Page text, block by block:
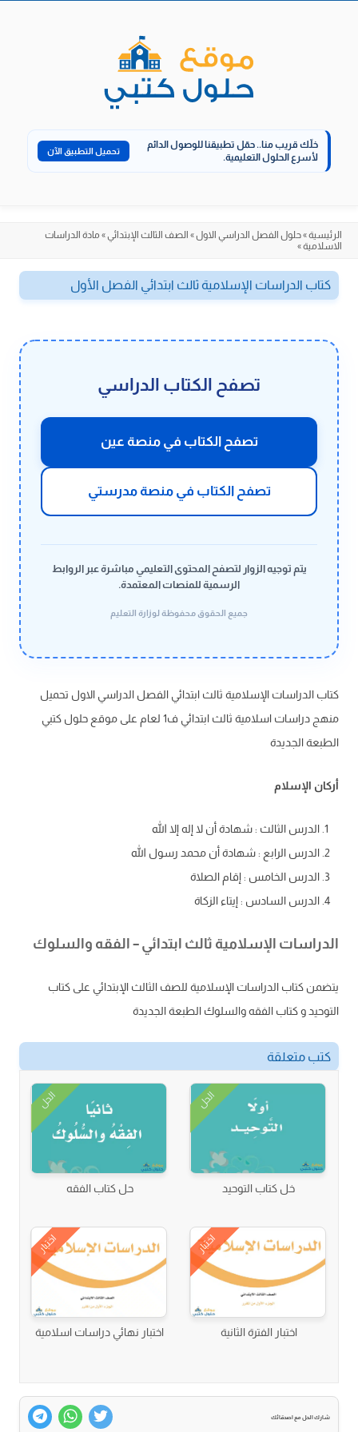
خلّك قريب منا.. حمّل تطبيقنا للوصول الدائم
لأسرع الحلول التعليمية.
تحميل التطبيق الآن
الرئيسية»حلول الفصل الدراسي الاول» الصف الثالث الإبتدائي» مادة الدراسات
الاسلامية»
كتاب الدراسات الإسلامية ثالث ابتدائي الفصل الأول
تصفح الكتاب الدراسي
تصفح الكتاب في منصة عين
تصفح الكتاب في منصة مدرستي
يتم توجيه الزوار لتصفح المحتوى التعليمي مباشرة عبر الروابط
الرسمية للمنصات المعتمدة.
جميع الحقوق محفوظة لوزارة التعليم
كتاب الدراسات الإسلامية ثالث ابتدائي الفصل الدراسي الاول تحميل
منهج دراسات اسلامية ثالث ابتدائي ف1 لعام على موقع حلول كتبي
الطبعة الجديدة
أركان الإسلام
الدرس الثالث : شهادة أن لا إله إلا الله
الدرس الرابع : شهادة أن محمد رسول الله
الدرس الخامس : إقام الصلاة
الدرس السادس : إيتاء الزكاة
الدراسات الإسلامية ثالث ابتدائي – الفقه والسلوك
يتضمن كتاب الدراسات الإسلامية للصف الثالث الإبتدائي على كتاب
التوحيد و كتاب الفقه والسلوك الطبعة الجديدة
كتب متعلقة
الحل
خل كتاب التوحيد
الحل
حل كتاب الفقه
اختبار
اختبار الفترة الثانية
اختبار
اختبار نهائي دراسات اسلامية
شارك الحل مع اصدقائك